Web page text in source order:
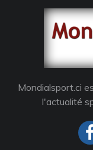
Mondialsport.ci
l'actualité